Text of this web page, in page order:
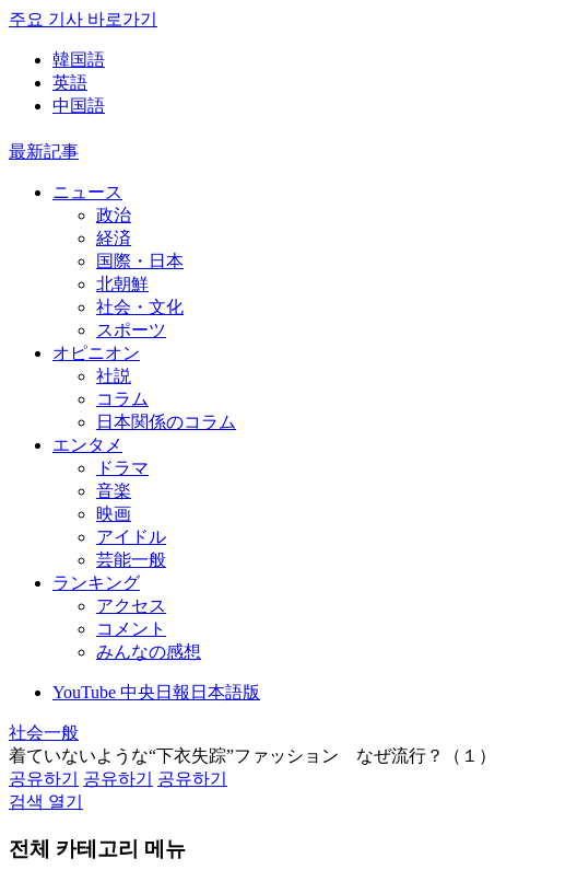
주요 기사 바로가기
韓国語
英語
中国語
最新記事
ニュース
政治
経済
国際・日本
北朝鮮
社会・文化
スポーツ
オピニオン
社説
コラム
日本関係のコラム
エンタメ
ドラマ
音楽
映画
アイドル
芸能一般
ランキング
アクセス
コメント
みんなの感想
YouTube 中央日報日本語版
社会一般
着ていないような“下衣失踪”ファッション なぜ流行？（１）
공유하기
공유하기
공유하기
검색 열기
전체 카테고리 메뉴